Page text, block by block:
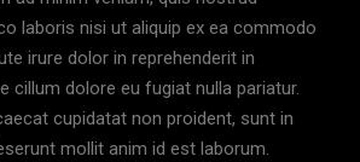
laboris nisi ut aliquip ex ea commodo
irure dolor in reprehenderit in
cillum dolore eu fugiat nulla pariatur.
cupidatat non proident, sunt in
mollit anim id est laborum.